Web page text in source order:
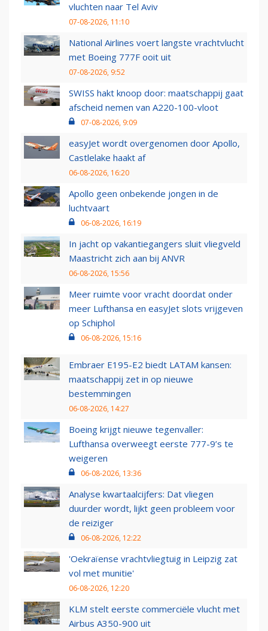
vluchten naar Tel Aviv
07-08-2026, 11:10
National Airlines voert langste vrachtvlucht
met Boeing 777F ooit uit
07-08-2026, 9:52
SWISS hakt knoop door: maatschappij gaat
afscheid nemen van A220-100-vloot
07-08-2026, 9:09
easyJet wordt overgenomen door Apollo,
Castlelake haakt af
06-08-2026, 16:20
Apollo geen onbekende jongen in de
luchtvaart
06-08-2026, 16:19
In jacht op vakantiegangers sluit vliegveld
Maastricht zich aan bij ANVR
06-08-2026, 15:56
Meer ruimte voor vracht doordat onder
meer Lufthansa en easyJet slots vrijgeven
op Schiphol
06-08-2026, 15:16
Embraer E195-E2 biedt LATAM kansen:
maatschappij zet in op nieuwe
bestemmingen
06-08-2026, 14:27
Boeing krijgt nieuwe tegenvaller:
Lufthansa overweegt eerste 777-9’s te
weigeren
06-08-2026, 13:36
Analyse kwartaalcijfers: Dat vliegen
duurder wordt, lijkt geen probleem voor
de reiziger
06-08-2026, 12:22
'Oekraïense vrachtvliegtuig in Leipzig zat
vol met munitie'
06-08-2026, 12:20
KLM stelt eerste commerciële vlucht met
Airbus A350-900 uit